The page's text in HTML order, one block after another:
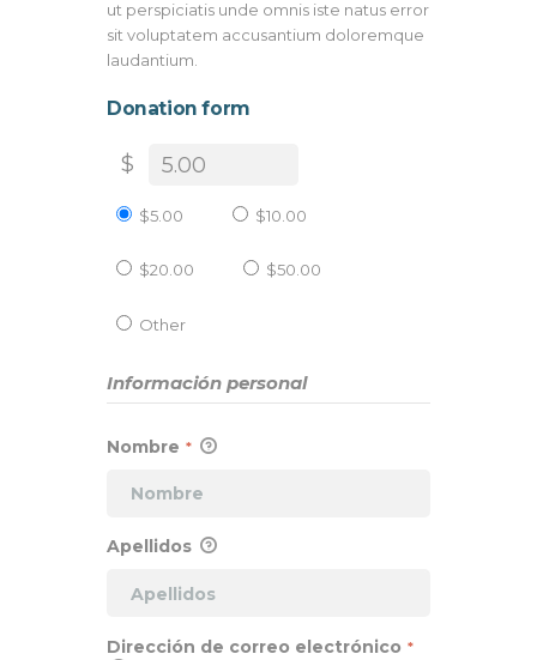
ut perspiciatis unde omnis iste natus error
sit voluptatem accusantium doloremque
laudantium.
Donation form
$
$5.00 $10.00
$20.00 $50.00
Other
Información personal
Nombre *
Apellidos
Dirección de correo electrónico *